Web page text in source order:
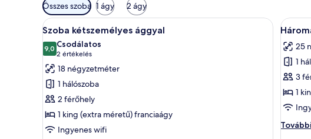
rendelkezésre
álló
szűrők
Összes szoba 1 ágy 2 ágy
A
következő
szoba
összes
képének
megtekintése:
Szoba
kétszemélyes
ággyal
Egy szállodai szoba, amelyben van egy
4
Szoba kétszemélyes ággyal
9,010-ből 9,0
Csodálatos
2 értékelés
(2
értékelés)
18 négyzetméter
1 hálószoba
2 férőhely
1 king (extra méretű) franciaágy
Ingyenes wifi
A
szoba
6
25
1
3
1